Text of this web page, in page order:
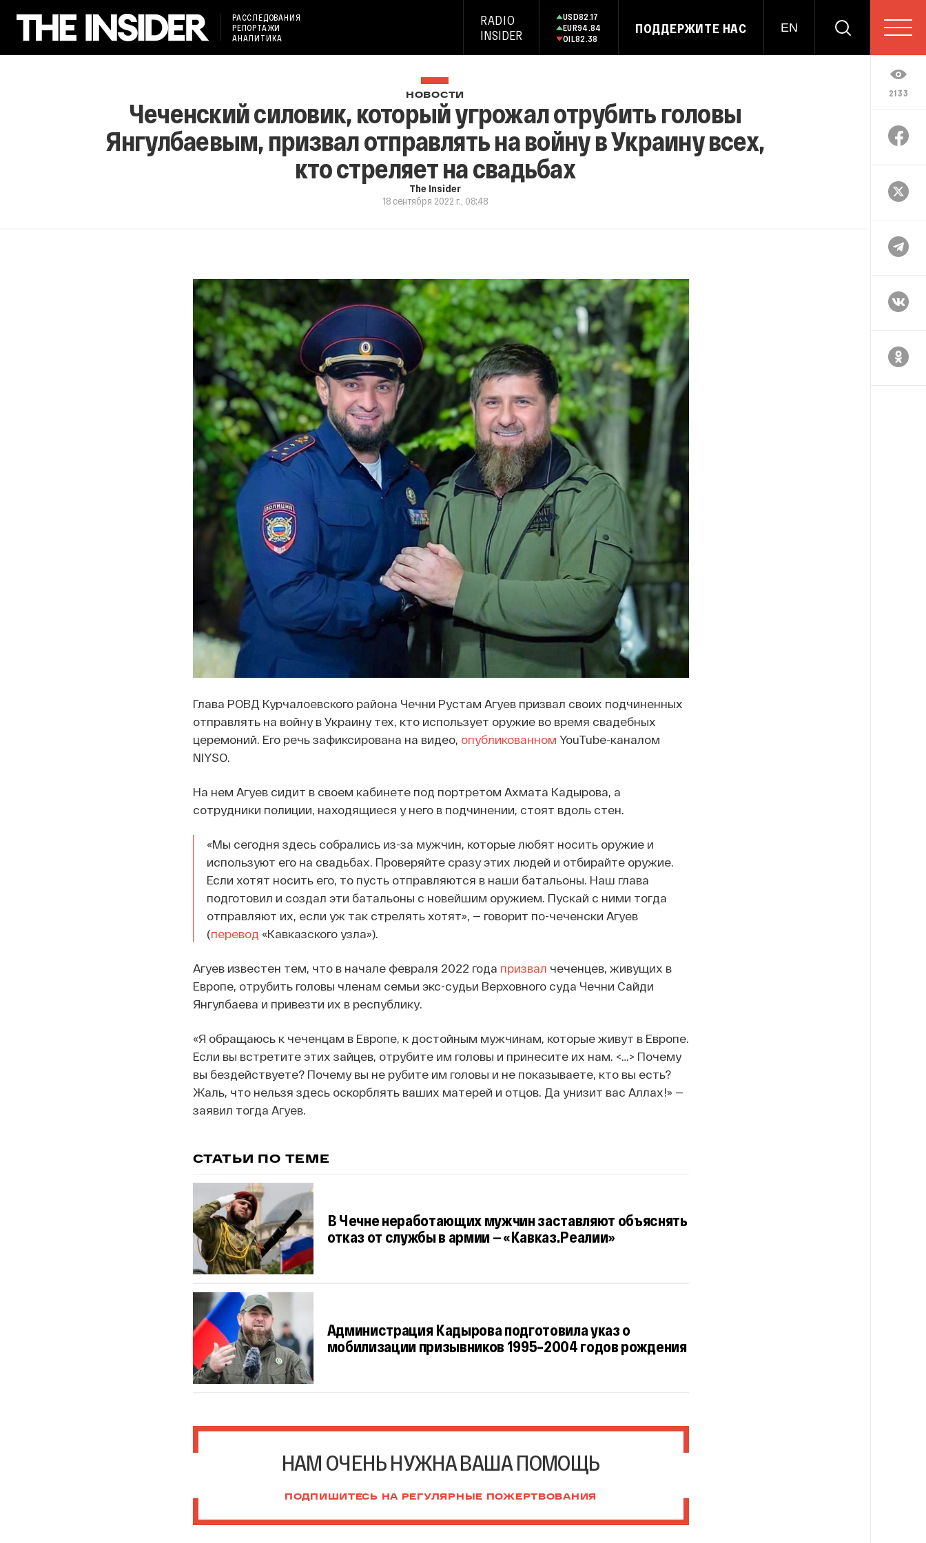
РАССЛЕДОВАНИЯ
РЕПОРТАЖИ
АНАЛИТИКА
RADIO
INSIDER
USD82.17
EUR94.84
OIL82.38
ПОДДЕРЖИТЕ НАС EN
2133
НОВОСТИ
Чеченский силовик, который угрожал отрубить головы
Янгулбаевым, призвал отправлять на войну в Украину всех,
кто стреляет на свадьбах
The Insider
18 сентября 2022 г., 08:48
Глава РОВД Курчалоевского района Чечни Рустам Агуев призвал своих подчиненных
отправлять на войну в Украину тех, кто использует оружие во время свадебных
церемоний. Его речь зафиксирована на видео, опубликованном YouTube-каналом
NIYSO.
На нем Агуев сидит в своем кабинете под портретом Ахмата Кадырова, а
сотрудники полиции, находящиеся у него в подчинении, стоят вдоль стен.
«Мы сегодня здесь собрались из-за мужчин, которые любят носить оружие и
используют его на свадьбах. Проверяйте сразу этих людей и отбирайте оружие.
Если хотят носить его, то пусть отправляются в наши батальоны. Наш глава
подготовил и создал эти батальоны с новейшим оружием. Пускай с ними тогда
отправляют их, если уж так стрелять хотят», — говорит по-чеченски Агуев
(перевод «Кавказского узла»).
Агуев известен тем, что в начале февраля 2022 года призвал чеченцев, живущих в
Европе, отрубить головы членам семьи экс-судьи Верховного суда Чечни Сайди
Янгулбаева и привезти их в республику.
«Я обращаюсь к чеченцам в Европе, к достойным мужчинам, которые живут в Европе.
Если вы встретите этих зайцев, отрубите им головы и принесите их нам. <…> Почему
вы бездействуете? Почему вы не рубите им головы и не показываете, кто вы есть?
Жаль, что нельзя здесь оскорблять ваших матерей и отцов. Да унизит вас Аллах!» —
заявил тогда Агуев.
СТАТЬИ ПО ТЕМЕ
В Чечне неработающих мужчин заставляют объяснять
отказ от службы в армии — «Кавказ.Реалии»
Администрация Кадырова подготовила указ о
мобилизации призывников 1995–2004 годов рождения
НАМ ОЧЕНЬ НУЖНА ВАША ПОМОЩЬ
ПОДПИШИТЕСЬ НА РЕГУЛЯРНЫЕ ПОЖЕРТВОВАНИЯ